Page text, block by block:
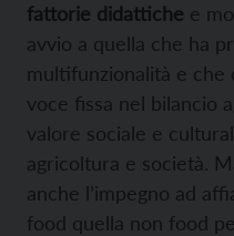
fattorie didattiche e
avvio a quella che ha
multifunzionalità e che
voce fissa nel bilancio
valore sociale e
agricoltura e società.
anche l’impegno ad
food quella non food